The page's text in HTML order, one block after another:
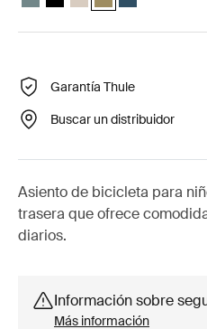
Garantía Thule
Buscar un distribuidor
Asiento de bicicleta para
trasera que ofrece
diarios.
Información sobre
Más información